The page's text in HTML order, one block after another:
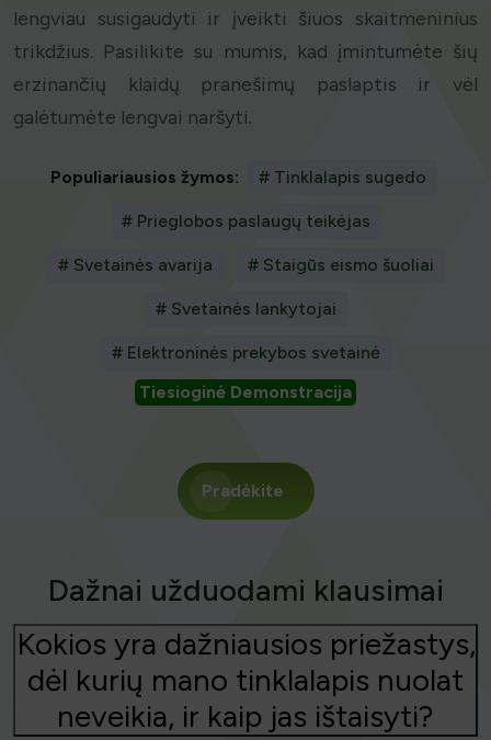
lengviau susigaudyti ir įveikti šiuos skaitmeninius
trikdžius. Pasilikite su mumis, kad įmintumėte šių
erzinančių klaidų pranešimų paslaptis ir vėl
galėtumėte lengvai naršyti.
Populiariausios žymos: # Tinklalapis sugedo
# Prieglobos paslaugų teikėjas
# Svetainės avarija # Staigūs eismo šuoliai
# Svetainės lankytojai
# Elektroninės prekybos svetainė
Tiesioginė Demonstracija
Pradėkite
Dažnai užduodami klausimai
Kokios yra dažniausios priežastys,
dėl kurių mano tinklalapis nuolat
neveikia, ir kaip jas ištaisyti?